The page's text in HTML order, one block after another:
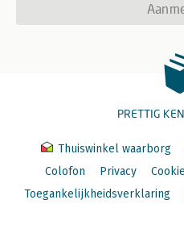
PRETTIG
Thuiswinkel waarborg
Colofon
Privacy
Toegankelijkheidsverklaring